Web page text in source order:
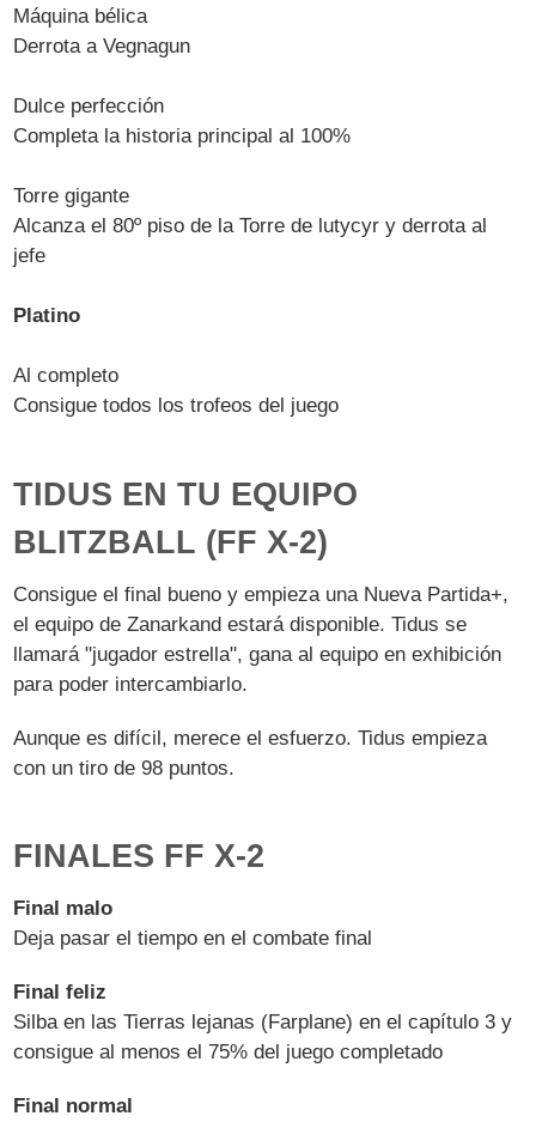
Máquina bélica
Derrota a Vegnagun
Dulce perfección
Completa la historia principal al 100%
Torre gigante
Alcanza el 80º piso de la Torre de lutycyr y derrota al
jefe
Platino
Al completo
Consigue todos los trofeos del juego
TIDUS EN TU EQUIPO
BLITZBALL (FF X-2)
Consigue el final bueno y empieza una Nueva Partida+,
el equipo de Zanarkand estará disponible. Tidus se
llamará "jugador estrella", gana al equipo en exhibición
para poder intercambiarlo.
Aunque es difícil, merece el esfuerzo. Tidus empieza
con un tiro de 98 puntos.
FINALES FF X-2
Final malo
Deja pasar el tiempo en el combate final
Final feliz
Silba en las Tierras lejanas (Farplane) en el capítulo 3 y
consigue al menos el 75% del juego completado
Final normal